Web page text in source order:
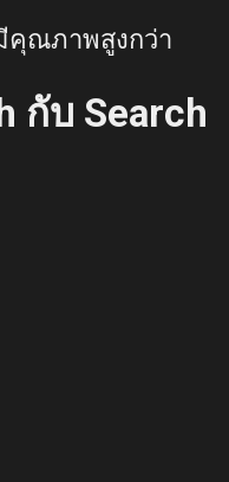
คุณภาพสูงกว่า
กับ Search